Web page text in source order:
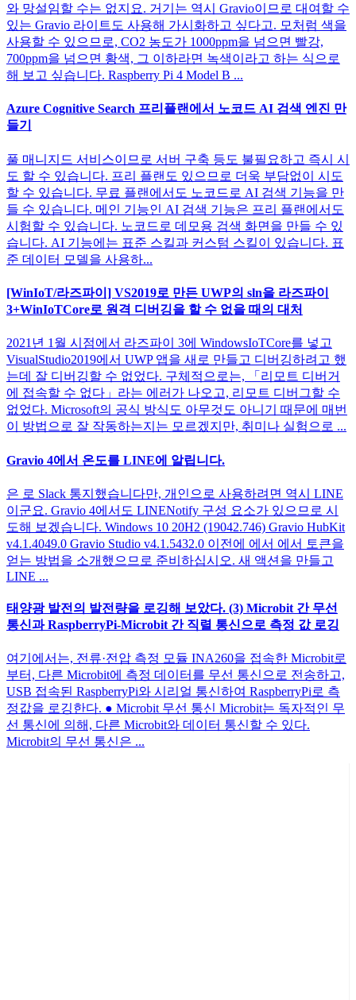
와 망설임할 수는 없지요. 거기는 역시 Gravio이므로 대여할 수
있는 Gravio 라이트도 사용해 가시화하고 싶다고. 모처럼 색을
사용할 수 있으므로, CO2 농도가 1000ppm을 넘으면 빨강,
700ppm을 넘으면 황색, 그 이하라면 녹색이라고 하는 식으로
해 보고 싶습니다. Raspberry Pi 4 Model B ...
Azure Cognitive Search 프리플랜에서 노코드 AI 검색 엔진 만
들기
풀 매니지드 서비스이므로 서버 구축 등도 불필요하고 즉시 시
도 할 수 있습니다. 프리 플랜도 있으므로 더욱 부담없이 시도
할 수 있습니다. 무료 플랜에서도 노코드로 AI 검색 기능을 만
들 수 있습니다. 메인 기능인 AI 검색 기능은 프리 플랜에서도
시험할 수 있습니다. 노코드로 데모용 검색 화면을 만들 수 있
습니다. AI 기능에는 표준 스킬과 커스텀 스킬이 있습니다. 표
준 데이터 모델을 사용하...
[WinIoT/라즈파이] VS2019로 만든 UWP의 sln을 라즈파이
3+WinIoTCore로 원격 디버깅을 할 수 없을 때의 대처
2021년 1월 시점에서 라즈파이 3에 WindowsIoTCore를 넣고
VisualStudio2019에서 UWP 앱을 새로 만들고 디버깅하려고 했
는데 잘 디버깅할 수 없었다. 구체적으로는, 「리모트 디버거
에 접속할 수 없다」라는 에러가 나오고, 리모트 디버그할 수
없었다. Microsoft의 공식 방식도 아무것도 아니기 때문에 매번
이 방법으로 잘 작동하는지는 모르겠지만, 취미나 실험으로 ...
Gravio 4에서 온도를 LINE에 알립니다.
은 로 Slack 통지했습니다만, 개인으로 사용하려면 역시 LINE
이군요. Gravio 4에서도 LINENotify 구성 요소가 있으므로 시
도해 보겠습니다. Windows 10 20H2 (19042.746) Gravio HubKit
v4.1.4049.0 Gravio Studio v4.1.5432.0 이전에 에서 에서 토큰을
얻는 방법을 소개했으므로 준비하십시오. 새 액션을 만들고
LINE ...
태양광 발전의 발전량을 로깅해 보았다. (3) Microbit 간 무선
통신과 RaspberryPi-Microbit 간 직렬 통신으로 측정 값 로깅
여기에서는, 전류·전압 측정 모듈 INA260을 접속한 Microbit로
부터, 다른 Microbit에 측정 데이터를 무선 통신으로 전송하고,
USB 접속된 RaspberryPi와 시리얼 통신하여 RaspberryPi로 측
정값을 로깅한다. ● Microbit 무선 통신 Microbit는 독자적인 무
선 통신에 의해, 다른 Microbit와 데이터 통신할 수 있다.
Microbit의 무선 통신은 ...